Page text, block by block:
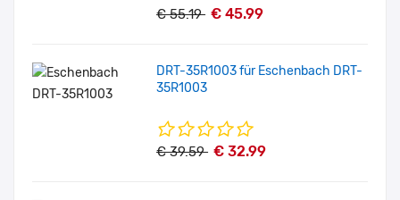
€ 55.19 € 45.99
DRT-35R1003 für Eschenbach DRT-
35R1003
€ 39.59 € 32.99